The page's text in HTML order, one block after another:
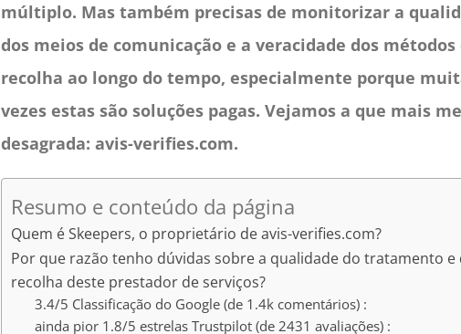
múltiplo. Mas também precisas de monitorizar a
dos meios de comunicação e a veracidade dos métodos
recolha ao longo do tempo, especialmente porque
vezes estas são soluções pagas. Vejamos a que mais me
desagrada: avis-verifies.com.
Resumo e conteúdo da página
Quem é Skeepers, o proprietário de avis-verifies.com?
Por que razão tenho dúvidas sobre a qualidade do tratamento e
recolha deste prestador de serviços?
3.4/5 Classificação do Google (de 1.4k comentários) :
ainda pior 1.8/5 estrelas Trustpilot (de 2431 avaliações) :